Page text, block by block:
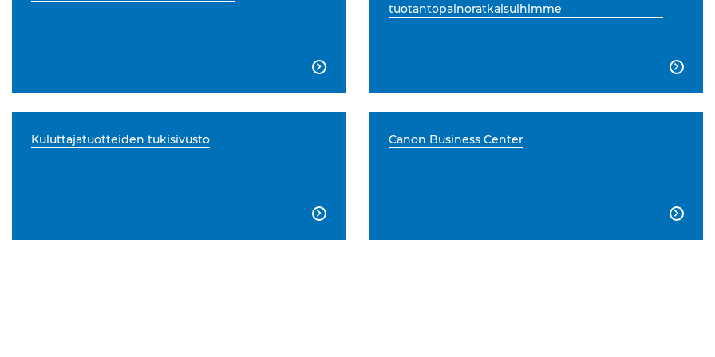

tuotantopainoratkaisuihimme

Kuluttajatuotteiden tukisivusto

Canon Business Center
